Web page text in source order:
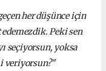
her düşünce için
Peki sen
seçiyorsun, yoksa
veriyorsun?"